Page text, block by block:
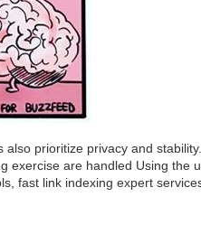
prioritize privacy and
exercise are handled Using
fast link indexing expert